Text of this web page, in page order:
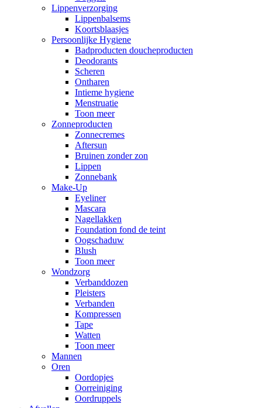
Lippenverzorging
Lippenbalsems
Koortsblaasjes
Persoonlijke Hygiene
Badproducten doucheproducten
Deodorants
Scheren
Ontharen
Intieme hygiene
Menstruatie
Toon meer
Zonneproducten
Zonnecremes
Aftersun
Bruinen zonder zon
Lippen
Zonnebank
Make-Up
Eyeliner
Mascara
Nagellakken
Foundation fond de teint
Oogschaduw
Blush
Toon meer
Wondzorg
Verbanddozen
Pleisters
Verbanden
Kompressen
Tape
Watten
Toon meer
Mannen
Oren
Oordopjes
Oorreiniging
Oordruppels